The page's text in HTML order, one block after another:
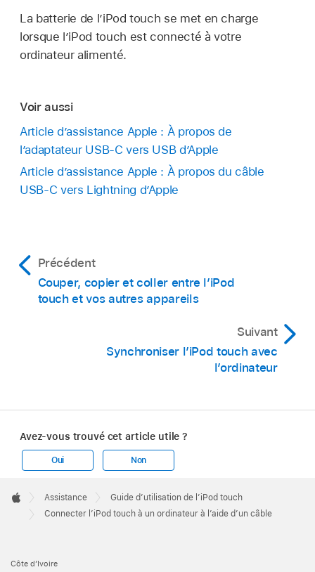
La batterie de l’iPod touch se met en charge
lorsque l’iPod touch est connecté à votre
ordinateur alimenté.
Voir aussi
Article d’assistance Apple : À propos de
l’adaptateur USB-C vers USB d’Apple
Article d’assistance Apple : À propos du câble
USB-C vers Lightning d’Apple
Précédent
Couper, copier et coller entre l’iPod
touch et vos autres appareils
Suivant
Synchroniser l’iPod touch avec
l’ordinateur
Avez-vous trouvé cet article utile ?
Oui Non
Footer

Apple
Assistance
Guide d’utilisation de l’iPod touch
Connecter l’iPod touch à un ordinateur à l’aide d’un câble
Côte d’Ivoire